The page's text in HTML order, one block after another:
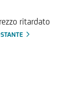
ritardato